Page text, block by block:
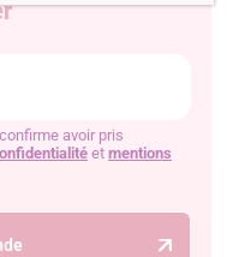
avoir pris
et mentions